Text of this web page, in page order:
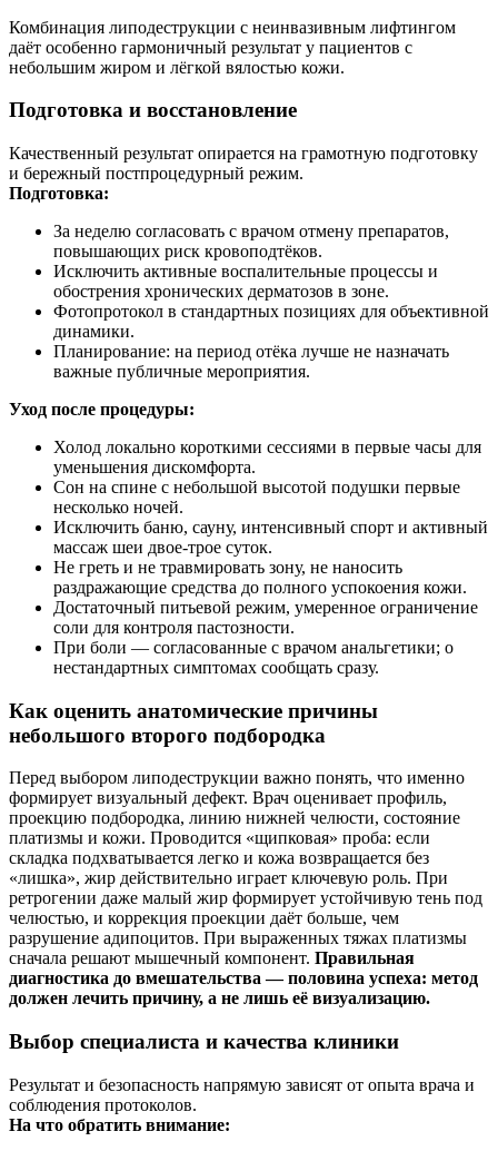
Комбинация липодеструкции с неинвазивным лифтингом
даёт особенно гармоничный результат у пациентов с
небольшим жиром и лёгкой вялостью кожи.
Подготовка и восстановление
Качественный результат опирается на грамотную подготовку
и бережный постпроцедурный режим.
Подготовка:
За неделю согласовать с врачом отмену препаратов,
повышающих риск кровоподтёков.
Исключить активные воспалительные процессы и
обострения хронических дерматозов в зоне.
Фотопротокол в стандартных позициях для объективной
динамики.
Планирование: на период отёка лучше не назначать
важные публичные мероприятия.
Уход после процедуры:
Холод локально короткими сессиями в первые часы для
уменьшения дискомфорта.
Сон на спине с небольшой высотой подушки первые
несколько ночей.
Исключить баню, сауну, интенсивный спорт и активный
массаж шеи двое‑трое суток.
Не греть и не травмировать зону, не наносить
раздражающие средства до полного успокоения кожи.
Достаточный питьевой режим, умеренное ограничение
соли для контроля пастозности.
При боли — согласованные с врачом анальгетики; о
нестандартных симптомах сообщать сразу.
Как оценить анатомические причины
небольшого второго подбородка
Перед выбором липодеструкции важно понять, что именно
формирует визуальный дефект. Врач оценивает профиль,
проекцию подбородка, линию нижней челюсти, состояние
платизмы и кожи. Проводится «щипковая» проба: если
складка подхватывается легко и кожа возвращается без
«лишка», жир действительно играет ключевую роль. При
ретрогении даже малый жир формирует устойчивую тень под
челюстью, и коррекция проекции даёт больше, чем
разрушение адипоцитов. При выраженных тяжах платизмы
сначала решают мышечный компонент. Правильная
диагностика до вмешательства — половина успеха: метод
должен лечить причину, а не лишь её визуализацию.
Выбор специалиста и качества клиники
Результат и безопасность напрямую зависят от опыта врача и
соблюдения протоколов.
На что обратить внимание: